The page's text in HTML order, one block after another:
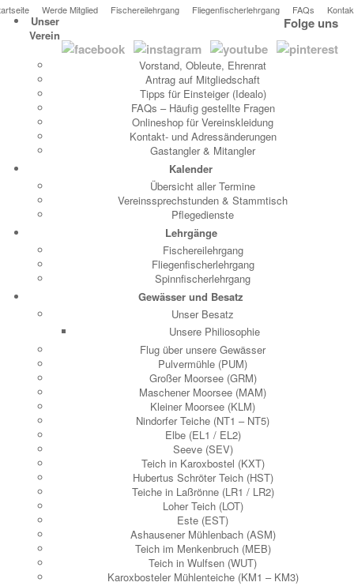
Werde Mitglied Fischereilehrgang Fliegenfischerlehrgang FAQs
Folge uns
Unser
Verein
Vorstand, Obleute, Ehrenrat
Antrag auf Mitgliedschaft
Tipps für Einsteiger (Idealo)
FAQs – Häufig gestellte Fragen
Onlineshop für Vereinskleidung
Kontakt- und Adressänderungen
Gastangler & Mitangler
Kalender
Übersicht aller Termine
Vereinssprechstunden & Stammtisch
Pflegedienste
Lehrgänge
Fischereilehrgang
Fliegenfischerlehrgang
Spinnfischerlehrgang
Gewässer und Besatz
Unser Besatz
Unsere Philiosophie
Flug über unsere Gewässer
Pulvermühle (PUM)
Großer Moorsee (GRM)
Maschener Moorsee (MAM)
Kleiner Moorsee (KLM)
Nindorfer Teiche (NT1 – NT5)
Elbe (EL1 / EL2)
Seeve (SEV)
Teich in Karoxbostel (KXT)
Hubertus Schröter Teich (HST)
Teiche in Laßrönne (LR1 / LR2)
Loher Teich (LOT)
Este (EST)
Ashausener Mühlenbach (ASM)
Teich im Menkenbruch (MEB)
Teich in Wulfsen (WUT)
Karoxbosteler Mühlenteiche (KM1 – KM3)